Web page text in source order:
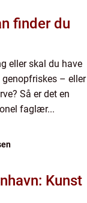
eller skal du have
– eller
Så er det en
faglær...
Kunst